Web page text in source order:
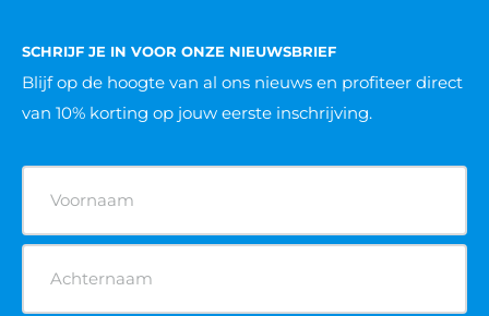
SCHRIJF JE IN VOOR ONZE NIEUWSBRIEF
Blijf op de hoogte van al ons nieuws en profiteer direct
van 10% korting op jouw eerste inschrijving.
(Vereist)